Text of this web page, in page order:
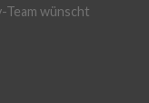
Team wünscht